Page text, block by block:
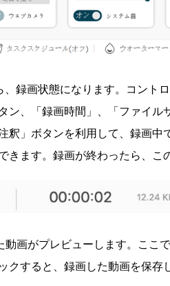
、録画状態になります。コント
ン、「録画時間」、「ファイル
釈」ボタンを利用して、録画
きます。録画が終わったら、こ
動画がプレビューします。ここ
クすると、録画した動画を保存